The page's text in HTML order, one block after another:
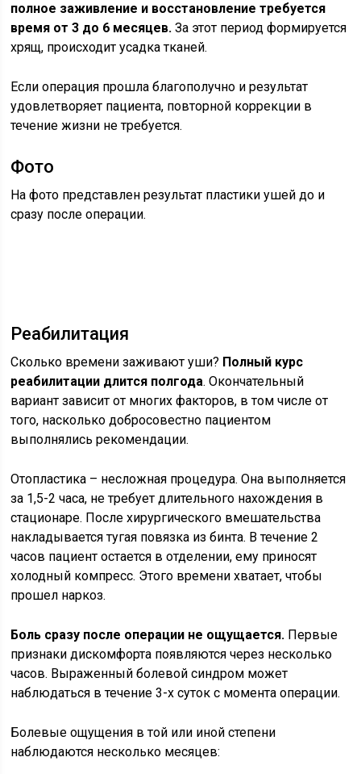
полное заживление и восстановление требуется
время от 3 до 6 месяцев. За этот период формируется
хрящ, происходит усадка тканей.
Если операция прошла благополучно и результат
удовлетворяет пациента, повторной коррекции в
течение жизни не требуется.
Фото
На фото представлен результат пластики ушей до и
сразу после операции.
Реабилитация
Сколько времени заживают уши? Полный курс
реабилитации длится полгода. Окончательный
вариант зависит от многих факторов, в том числе от
того, насколько добросовестно пациентом
выполнялись рекомендации.
Отопластика – несложная процедура. Она выполняется
за 1,5-2 часа, не требует длительного нахождения в
стационаре. После хирургического вмешательства
накладывается тугая повязка из бинта. В течение 2
часов пациент остается в отделении, ему приносят
холодный компресс. Этого времени хватает, чтобы
прошел наркоз.
Боль сразу после операции не ощущается. Первые
признаки дискомфорта появляются через несколько
часов. Выраженный болевой синдром может
наблюдаться в течение 3-х суток с момента операции.
Болевые ощущения в той или иной степени
наблюдаются несколько месяцев: